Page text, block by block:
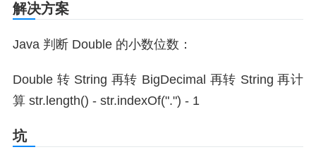
解决方案
Java 判断 Double 的小数位数：
Double 转 String 再转 BigDecimal 再转 String 再计
算 str.length() - str.indexOf(".") - 1
坑